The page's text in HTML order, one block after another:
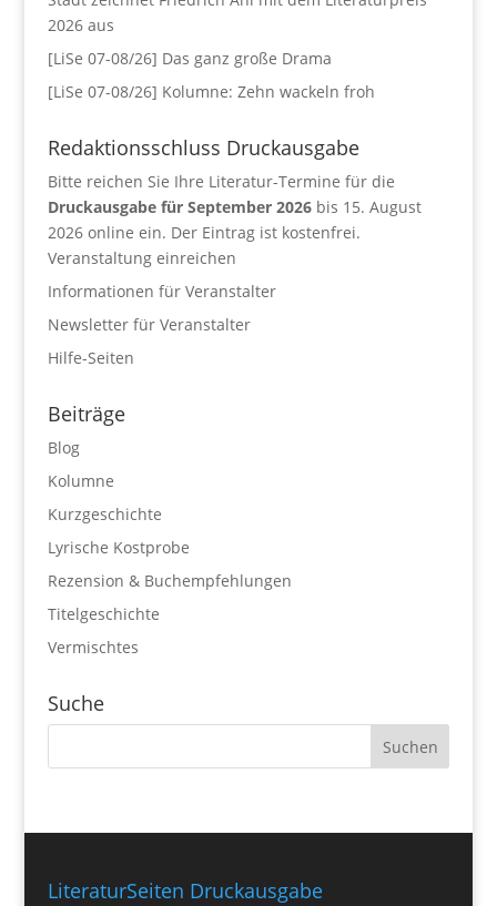
2026 aus
[LiSe 07-08/26] Das ganz große Drama
[LiSe 07-08/26] Kolumne: Zehn wackeln froh
Redaktionsschluss Druckausgabe
Bitte reichen Sie Ihre Literatur-Termine für die
Druckausgabe für September 2026bis 15. August
2026 online ein. Der Eintrag ist kostenfrei.
Veranstaltung einreichen
Informationen für Veranstalter
Newsletter für Veranstalter
Hilfe-Seiten
Beiträge
Blog
Kolumne
Kurzgeschichte
Lyrische Kostprobe
Rezension & Buchempfehlungen
Titelgeschichte
Vermischtes
Suche
LiteraturSeiten Druckausgabe